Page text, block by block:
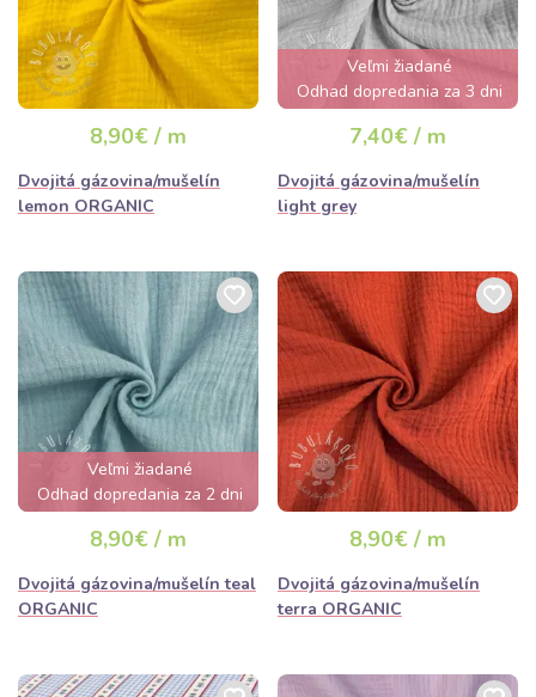
8,90€ / m
Dvojitá gázovina/mušelín
lemon ORGANIC
Veľmi žiadané
Odhad dopredania za 3 dni
7,40€ / m
Dvojitá gázovina/mušelín
light grey
Veľmi žiadané
Odhad dopredania za 2 dni
8,90€ / m
Dvojitá gázovina/mušelín teal
ORGANIC
8,90€ / m
Dvojitá gázovina/mušelín
terra ORGANIC